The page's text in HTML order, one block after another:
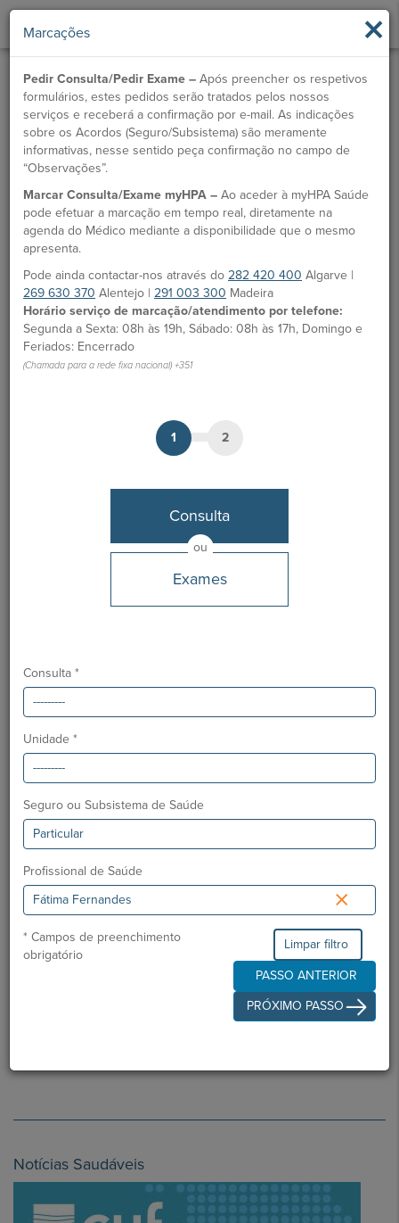
×
Marcações
Pedir Consulta/Pedir Exame – Após preencher os respetivos
formulários, estes pedidos serão tratados pelos nossos
serviços e receberá a confirmação por e-mail. As indicações
sobre os Acordos (Seguro/Subsistema) são meramente
informativas, nesse sentido peça confirmação no campo de
“Observações”.
Marcar Consulta/Exame myHPA – Ao aceder à myHPA Saúde
pode efetuar a marcação em tempo real, diretamente na
agenda do Médico mediante a disponibilidade que o mesmo
apresenta.
Pode ainda contactar-nos através do 282 420 400 Algarve |
269 630 370 Alentejo | 291 003 300 Madeira
Horário serviço de marcação/atendimento por telefone:
Segunda a Sexta: 08h às 19h, Sábado: 08h às 17h, Domingo e
Feriados: Encerrado
(Chamada para a rede fixa nacional) +351
1 2
ou
Consulta
Exames
Consulta *
Unidade *
Seguro ou Subsistema de Saúde
Profissional de Saúde
×
* Campos de preenchimento
obrigatório
Limpar filtro
PASSO ANTERIOR
PRÓXIMO PASSO
Dr.ª Fátima Fernandes
Médico
MARCAÇÃO
Unidades HPA
Hospital CUF Madeira
Ordem dos Médicos:33132
Ginecologia / Obstetrícia
Formação Académica
Especialização em Ginecologia e Obstetrícia
Assistente Graduadade Ginecologia e Obstetrícia
Atividade Profissional
Assistente Graduadano Serviço de Ginecologia e
Obstetrícia do Hospital Dr. Nélio Mendonça:
Serviço de Urgência e Sala de Partos
Patologia do Trato Genital Inferior:Diagnóstico e
tratamento de lesões pré-malignas do colo do útero,
vagina e vulva (Tratamentos a Laser e Conizações por
Ansa Diatérmica / LEEP)
Cirurgia Ginecológica e Laparoscopia
Atividade Docente e Formativa:
Orientação e formação de médicos internos da
especialidade de Ginecologia/Obstetrícia na área de
Patologia do Trato Genital Inferior
Notícias Saudáveis